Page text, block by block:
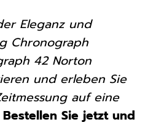
Eleganz und
Chronograph
42 Norton
und erleben Sie
auf eine
Bestellen Sie jetzt und